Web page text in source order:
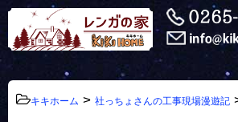
キキホーム > 社っちょさんの工事現場漫遊記